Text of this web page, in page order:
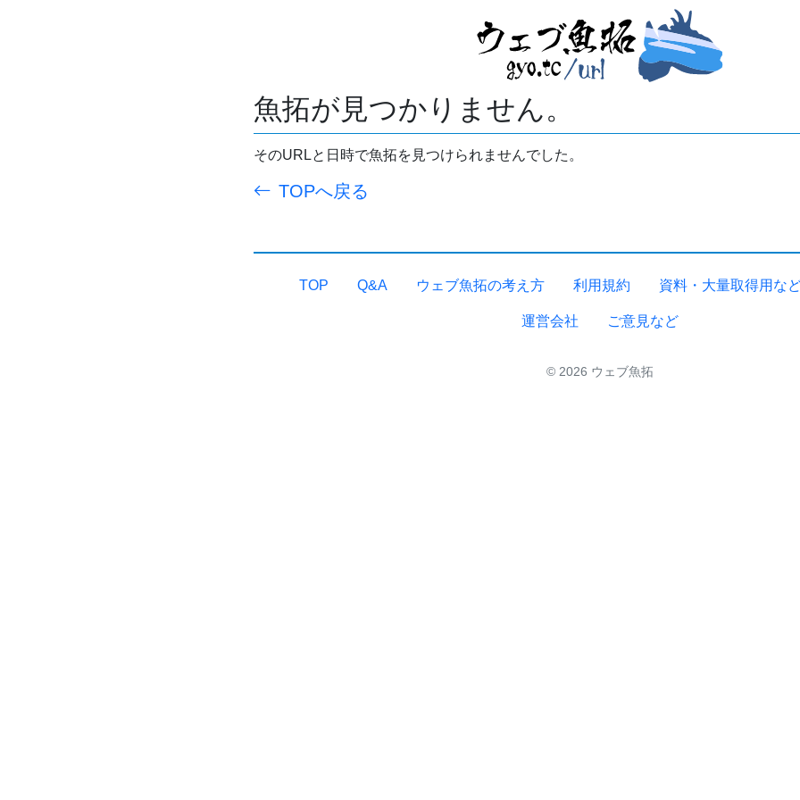
魚拓が見つかりません。
そのURLと日時で魚拓を見つけられませんでした。
TOPへ戻る
TOP Q&A ウェブ魚拓の考え方 利用規約 資料・大量取得用な
運営会社 ご意見など
© 2026 ウェブ魚拓